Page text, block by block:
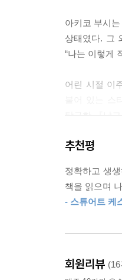
해 물질세계
사용했던 아
에 머무는 것
---pp.186~187
아키코 부시
상태였다. 그
“나는 이렇게
어린 시절 이
탐구한 『낡
하게 한다. 그
장소는 무수
감각. 어디 그
모를 선풍기
어긋나고 불완
추천평
정확하고 생
책을 읽으며
- 스튜어트 케
회원리뷰